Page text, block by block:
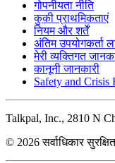
गोपनीयता नीति
कुकी प्राथमिकताएं
नियम और शर्तें
अंतिम उपयोगकर्ता
मेरी व्यक्तिगत
कानूनी जानकारी
Safety and Crisis
Talkpal, Inc., 2810 N
© 2026 सर्वाधिकार